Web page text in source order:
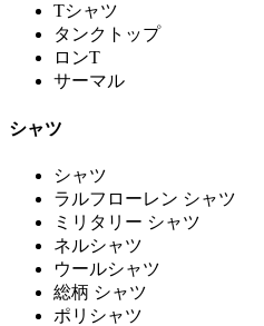
Tシャツ
タンクトップ
ロンT
サーマル
シャツ
シャツ
ラルフローレン シャツ
ミリタリー シャツ
ネルシャツ
ウールシャツ
総柄 シャツ
ポリシャツ